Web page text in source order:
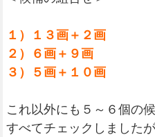
１）１３画＋２画
２）６画＋９画
３）５画＋１０画
これ以外にも５～６個の
すべてチェックしました